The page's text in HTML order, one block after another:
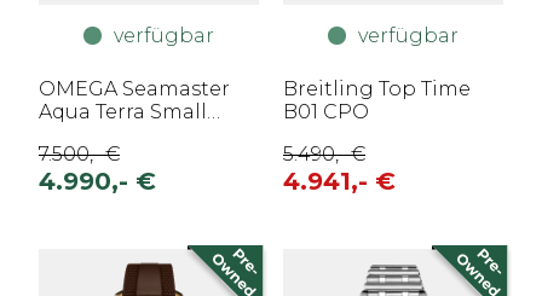
verfügbar
OMEGA Seamaster
Aqua Terra Small
4.990,- €
7.500,- €
verfügbar
Breitling Top Time
B01 CPO
4.941,- €
5.490,- €